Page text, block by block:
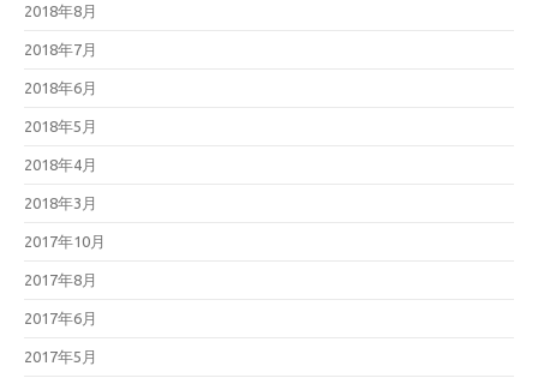
2018年8月
2018年7月
2018年6月
2018年5月
2018年4月
2018年3月
2017年10月
2017年8月
2017年6月
2017年5月